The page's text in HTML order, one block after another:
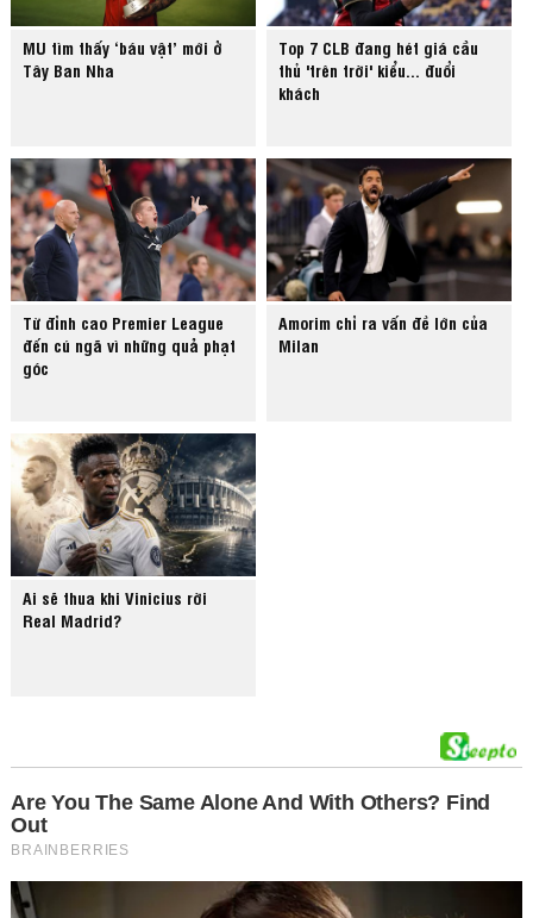
MU tìm thấy ‘báu vật’ mới ở
Tây Ban Nha
Top 7 CLB đang hét giá cầu
thủ 'trên trời' kiểu... đuổi
khách
Từ đỉnh cao Premier League
đến cú ngã vì những quả phạt
góc
Amorim chỉ ra vấn đề lớn của
Milan
Ai sẽ thua khi Vinicius rời
Real Madrid?